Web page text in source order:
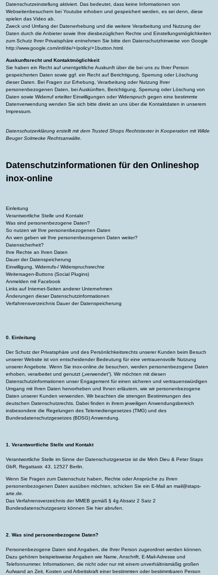
Datenschutzeinstellung aktiviert. Das bedeutet, dass keine Informationen von
Webseitenbesuchern bei Youtube erhoben und gespeichert werden, es sei denn, diese
spielen das Video ab.
Zweck und Umfang der Datenerhebung und die weitere Verarbeitung und Nutzung der
Daten durch die Anbieter sowie Ihre diesbezüglichen Rechte und Einstellungsmöglichkeiten
zum Schutz Ihrer Privatsphäre entnehmen Sie bitte den Datenschutzhinweise von Google
http://www.google.com/intl/de/+/policy/+1button.html
Auskunftsrecht und Kontaktmöglichkeit
Sie haben ein Recht auf unentgeltliche Auskunft über die bei uns zu Ihrer Person
gespeicherten Daten sowie ggf. ein Recht auf Berichtigung, Sperrung oder Löschung
dieser Daten. Bei Fragen zur Erhebung, Verarbeitung oder Nutzung Ihrer
personenbezogenen Daten, bei Auskünften, Berichtigung, Sperrung oder Löschung von
Daten sowie Widerruf erteilter Einwilligungen oder Widerspruch gegen eine bestimmte
Datenverwendung wenden Sie sich bitte direkt an uns über die Kontaktdaten in unserem
Impressum.
Datenschutzerklärung erstellt mit dem Trusted Shops Rechtstexter in Kooperation mit Wilde
Beuger Solmecke Rechtsanwälte
Datenschutzinformationen für den Onlineshop
inox-online
Einleitung
Verantwortliche Stelle und Kontakt
Was sind personenbezogene Daten?
So nutzen wir Ihre personenbezogenen Daten
An wen geben wir Ihre personenbezogenen Daten weiter?
Datensicherheit?
Ihre Rechte an Ihren Daten
Dauer der Datenspeicherung
Einwilligung, Widerrufs-/ Widerspruchsrechte
Weitersagen-Buttons (Social Plugins)
Anmelden mit Facebook
Links auf Internet-Seiten anderer Unternehmen
Änderungen dieser Datenschutzinformationen
Verfahrensverzeichnis Dauer der Datenspeicherung
0. Einleitung
Der Schutz der Privatsphäre und des Persönlichkeitsrechts unserer Kunden beim Besuch
unserer Website ist von entscheidender Bedeutung für eine vertrauensvolle Nutzung
unserer Angebote. Wenn Sie inox-online.de besuchen, werden personenbezogene Daten
erhoben, verarbeitet und genutzt („verwendet“). Wir möchten mit diesen
Datenschutzinformationen unser Engagement für einen sicheren und vertrauenswürdigen
Umgang mit Ihren Daten hervorheben und Ihnen erläutern, wie wir personenbezogene
Daten unserer Kunden verwenden. Wir beachten die strengen Bestimmungen des
deutschen Datenschutzrechts. Dabei finden in ihrem jeweiligen Anwendungsbereich
insbesondere die Regelungen des Telemediengesetzes (TMG) und des
Bundesdatenschutzgesetzes (BDSG) Anwendung.
1. Verantwortliche Stelle und Kontakt
Verantwortliche Stelle im Sinne der Datenschutzgesetze ist die Minh Dieu & Peter Staps
GbR, Regattastr. 43, 12527 Berlin.
Wenn Sie Fragen zum Datenschutz haben, Rechte oder Ansprüche zu Ihren
personenbezogenen Daten ausüben möchten, schicken Sie ein E-Mail an mail@staps-
arte.de.
Das Verfahrensverzeichnis der MMEB gemäß § 4g Absatz 2 Satz 2
Bundesdatenschutzgesetz können Sie hierabrufen.
2. Was sind personenbezogene Daten?
Personenbezogene Daten sind Angaben, die Ihrer Person zugeordnet werden können.
Dazu gehören beispielsweise Angaben wie Name, Anschrift, E-Mail-Adresse und
Telefonnummer. Informationen, die nicht oder nur mit einem unverhältnismäßig großen
Aufwand an Zeit, Kosten und Arbeitskraft einer bestimmten oder bestimmbaren Person